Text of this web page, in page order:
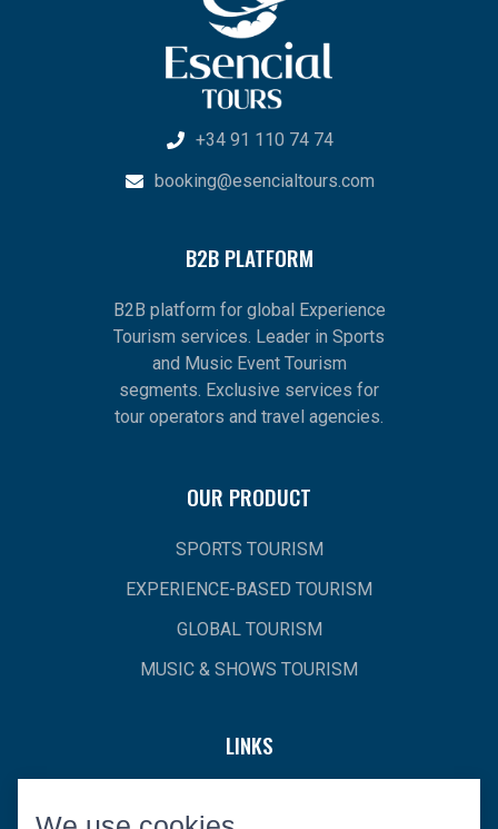
+34 91 110 74 74
booking@esencialtours.com
B2B PLATFORM
B2B platform for global Experience
Tourism services. Leader in Sports
and Music Event Tourism
segments. Exclusive services for
tour operators and travel agencies.
OUR PRODUCT
SPORTS TOURISM
EXPERIENCE-BASED TOURISM
GLOBAL TOURISM
MUSIC & SHOWS TOURISM
LINKS